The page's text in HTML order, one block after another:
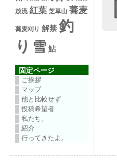
放流 紅葉 芝草山 蕎麦
蕎麦刈り 解禁 釣
り 雪 鮎
固定ページ
ご挨拶
マップ
他と比較せず
投稿希望者
私たち。
紹介
行ってきたよ。